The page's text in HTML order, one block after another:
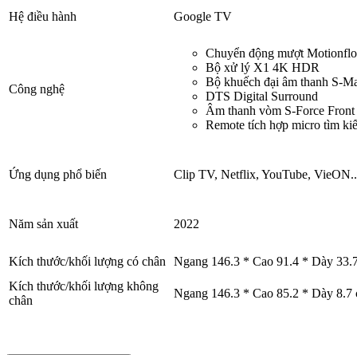
Hệ điều hành
Google TV
Công nghệ
Chuyển động mượt
Bộ xử lý X1 4K HDR
Bộ khuếch đại âm thanh S-
DTS Digital Surround
Âm thanh vòm S-Force
Remote tích hợp micro tìm
Ứng dụng phổ biến Clip TV, Netflix, YouTube,
Năm sản xuất 2022
Kích thước/khối lượng có chân
Ngang 146.3 * Cao 91.4 * Dày
Kích thước/khối lượng không
chân
Ngang 146.3 * Cao 85.2 * Dày 8.7